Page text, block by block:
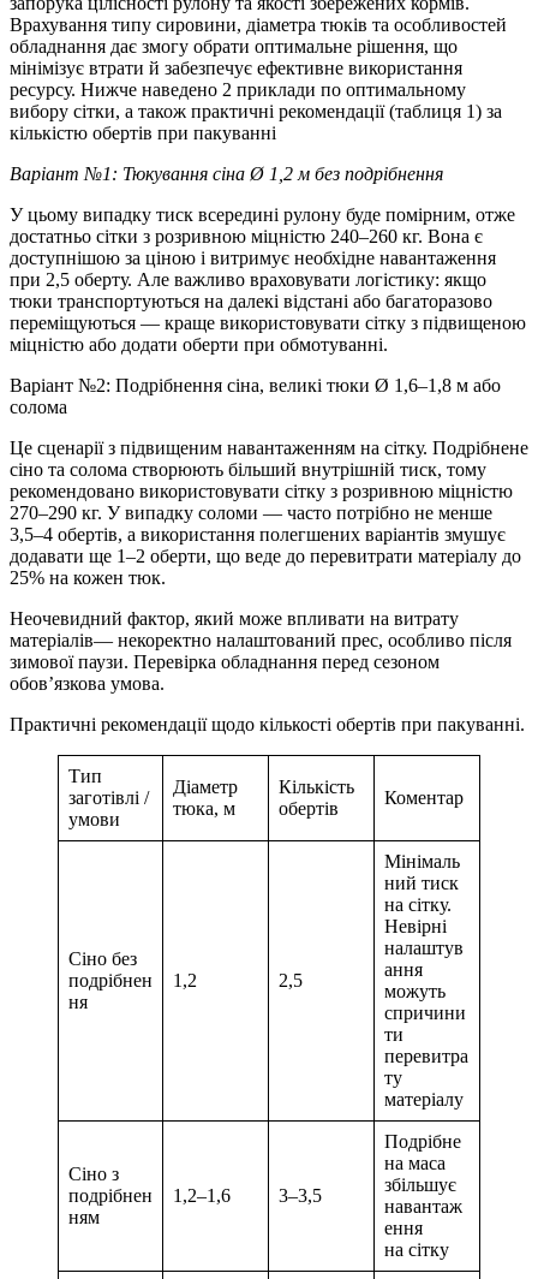
Врахування типу сировини, діаметра тюків та особливостей
обладнання дає змогу обрати оптимальне рішення, що
мінімізує втрати й забезпечує ефективне використання
ресурсу. Нижче наведено 2 приклади по оптимальному
вибору сітки, а також практичні рекомендації (таблиця 1) за
кількістю обертів при пакуванні
Варіант №1: Тюкування сіна Ø 1,2 м без подрібнення
У цьому випадку тиск всередині рулону буде помірним, отже
достатньо сітки з розривною міцністю 240–260 кг. Вона є
доступнішою за ціною і витримує необхідне навантаження
при 2,5 оберту. Але важливо враховувати логістику: якщо
тюки транспортуються на далекі відстані або багаторазово
переміщуються — краще використовувати сітку з підвищеною
міцністю або додати оберти при обмотуванні.
Варіант №2: Подрібнення сіна, великі тюки Ø 1,6–1,8 м або
солома
Це сценарії з підвищеним навантаженням на сітку. Подрібнене
сіно та солома створюють більший внутрішній тиск, тому
рекомендовано використовувати сітку з розривною міцністю
270–290 кг. У випадку соломи — часто потрібно не менше
3,5–4 обертів, а використання полегшених варіантів змушує
додавати ще 1–2 оберти, що веде до перевитрати матеріалу до
25% на кожен тюк.
Неочевидний фактор, який може впливати на витрату
матеріалів— некоректно налаштований прес, особливо після
зимової паузи. Перевірка обладнання перед сезоном
обов’язкова умова.
Практичні рекомендації щодо кількості обертів при пакуванні.
Тип
заготівлі /
умови
Діаметр
тюка, м
Кількість
обертів
Коментар
Сіно без
подрібнен
ня
1,2 2,5
Мінімаль
ний тиск
на сітку.
Невірні
налаштув
ання
можуть
спричини
ти
перевитра
ту
матеріалу
Сіно з
подрібнен
ням
1,2–1,6 3–3,5
Подрібне
на маса
збільшує
навантаж
ення
на сітку